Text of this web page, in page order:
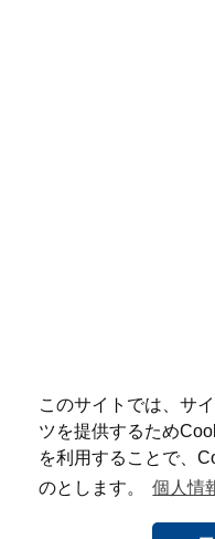
このサイトでは、サ
ツを提供するため
を利用することで、
のとします。
個人情